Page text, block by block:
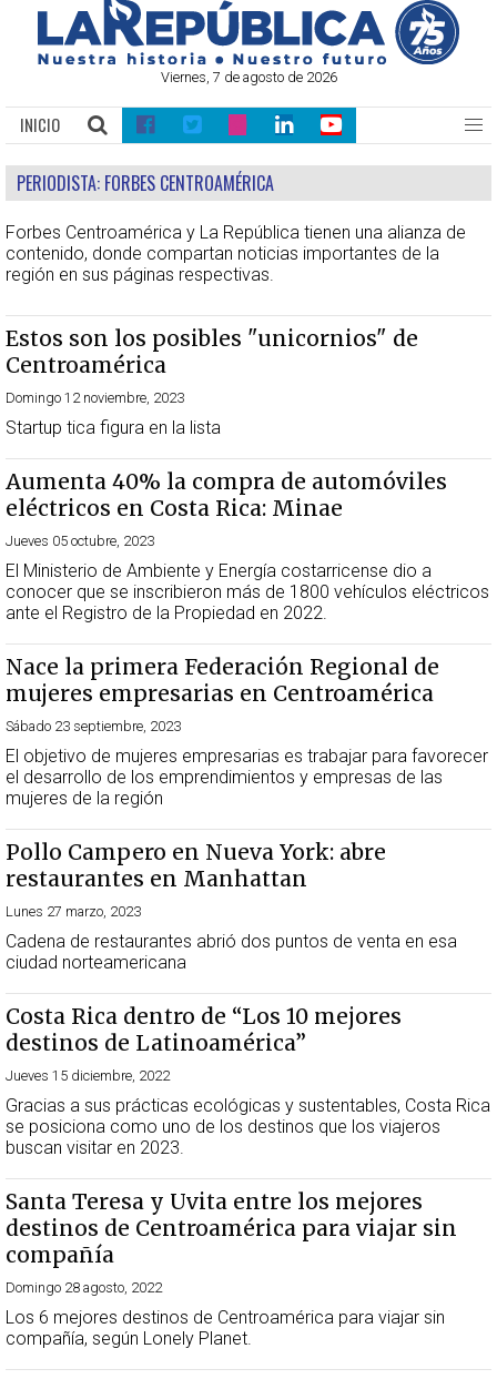
Viernes, 7 de agosto de 2026
INICIO
PERIODISTA: FORBES CENTROAMÉRICA
Forbes Centroamérica y La República tienen una alianza de
contenido, donde compartan noticias importantes de la
región en sus páginas respectivas.
Estos son los posibles "unicornios" de
Centroamérica
Domingo 12 noviembre, 2023
Startup tica figura en la lista
Aumenta 40% la compra de automóviles
eléctricos en Costa Rica: Minae
Jueves 05 octubre, 2023
El Ministerio de Ambiente y Energía costarricense dio a
conocer que se inscribieron más de 1800 vehículos eléctricos
ante el Registro de la Propiedad en 2022.
Nace la primera Federación Regional de
mujeres empresarias en Centroamérica
Sábado 23 septiembre, 2023
El objetivo de mujeres empresarias es trabajar para favorecer
el desarrollo de los emprendimientos y empresas de las
mujeres de la región
Pollo Campero en Nueva York: abre
restaurantes en Manhattan
Lunes 27 marzo, 2023
Cadena de restaurantes abrió dos puntos de venta en esa
ciudad norteamericana
Costa Rica dentro de “Los 10 mejores
destinos de Latinoamérica”
Jueves 15 diciembre, 2022
Gracias a sus prácticas ecológicas y sustentables, Costa Rica
se posiciona como uno de los destinos que los viajeros
buscan visitar en 2023.
Santa Teresa y Uvita entre los mejores
destinos de Centroamérica para viajar sin
compañía
Domingo 28 agosto, 2022
Los 6 mejores destinos de Centroamérica para viajar sin
compañía, según Lonely Planet.